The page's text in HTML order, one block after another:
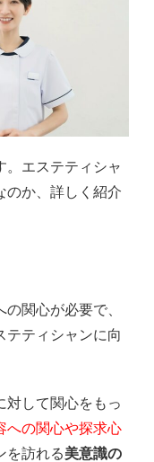
。エステティシャ
のか、詳しく紹介
関心が必要で、
テティシャンに向
対して関心をもっ
への関心や探求心
を訪れる美意識の